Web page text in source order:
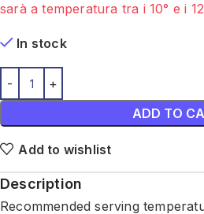
sarà a temperatura tra i 10° e i
In stock
ADD TO
Add to wishlist
Description
Recommended serving